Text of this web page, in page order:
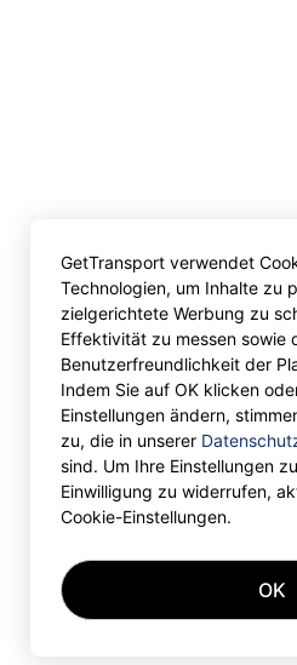
GetTransport verwendet
Technologien, um Inhalte zu
zielgerichtete Werbung zu
Effektivität zu messen sowie
Benutzerfreundlichkeit der
Indem Sie auf OK klicken
Einstellungen ändern,
zu, die in unserer
sind. Um Ihre Einstellungen
Einwilligung zu widerrufen,
Cookie-Einstellungen.
OK